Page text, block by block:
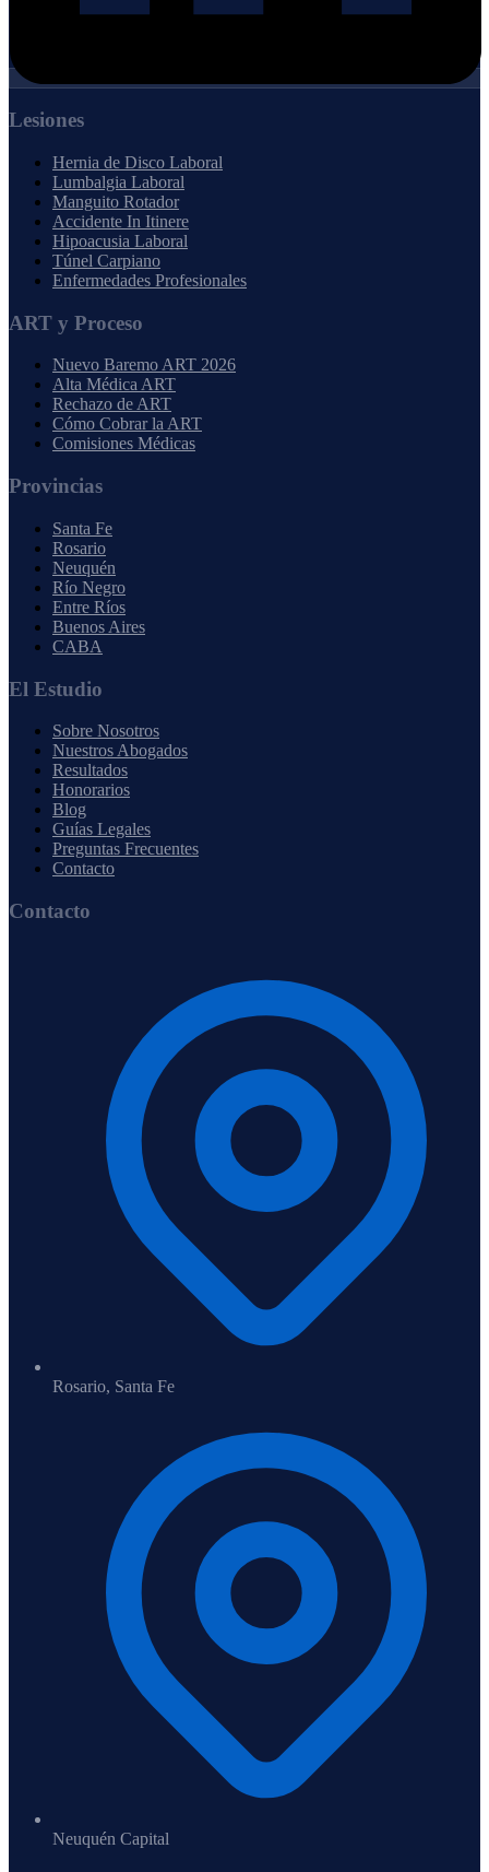
Lesiones
Hernia de Disco Laboral
Lumbalgia Laboral
Manguito Rotador
Accidente In Itinere
Hipoacusia Laboral
Túnel Carpiano
Enfermedades Profesionales
ART y Proceso
Nuevo Baremo ART 2026
Alta Médica ART
Rechazo de ART
Cómo Cobrar la ART
Comisiones Médicas
Provincias
Santa Fe
Rosario
Neuquén
Río Negro
Entre Ríos
Buenos Aires
CABA
El Estudio
Sobre Nosotros
Nuestros Abogados
Resultados
Honorarios
Blog
Guías Legales
Preguntas Frecuentes
Contacto
Contacto
Rosario, Santa Fe
Neuquén Capital